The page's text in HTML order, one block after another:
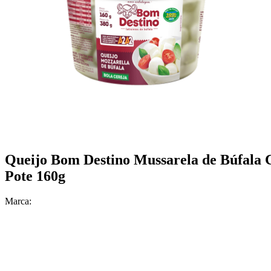
Queijo Bom Destino Mussarela de Búfala
Pote 160g
Marca: